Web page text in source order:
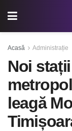
Acasă Administrație
Noi
leagă